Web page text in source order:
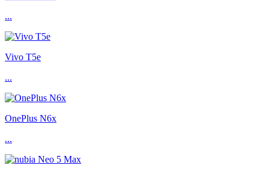
...
Vivo T5e
...
OnePlus N6x
...